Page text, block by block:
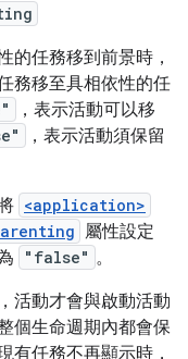
的任務移到前景時，
務移至具相依性的任
，表示活動可以移
，表示活動須保留
<application>
屬性設定
"false" 。
活動才會與啟動活動
個生命週期內都會保
有任務不再顯示時，